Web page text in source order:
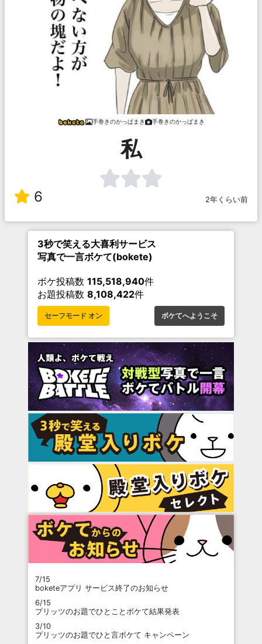
手巻きのかっぱまき 手巻きのかっぱまき
私
6 2年くらい前
3秒で笑える大喜利サービス
写真で一言ボケて(bokete)
ボケ投稿数 115,518,940件
お題投稿数 8,108,422件
セーフモード オン ボケてへようこそ
7/15
boketeアプリ サービス終了のお知らせ
6/15
プリッツのお題でひとことボケて結果発表
3/10
プリッツのお題でひと言ボケて キャンペーン